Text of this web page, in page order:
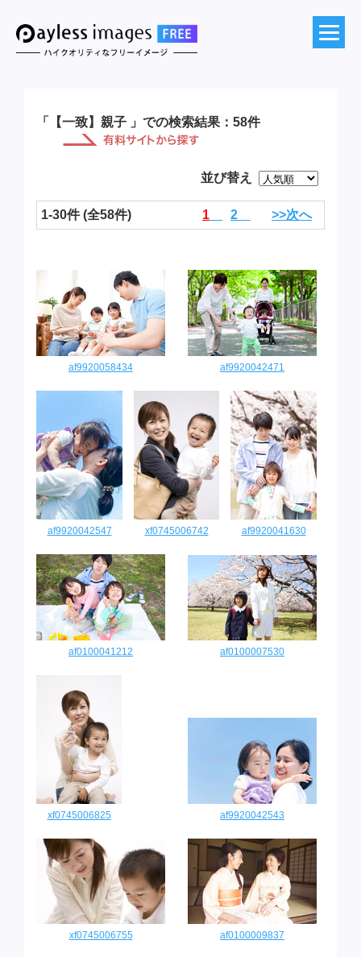
「【一致】親子 」での検索結果：58件
並び替え
1-30件 (全58件) 1 2 >>次へ
af9920058434 af9920042471
af9920042547 xf0745006742 af9920041630
af0100041212 af0100007530
xf0745006825 af9920042543
xf0745006755 af0100009837